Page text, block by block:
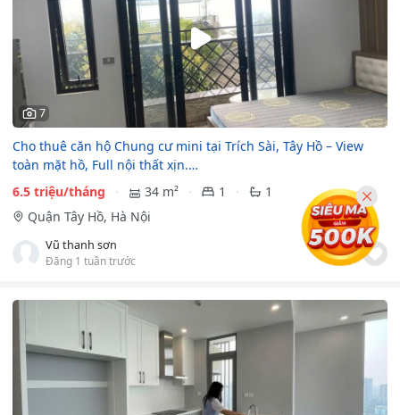
7
Cho thuê căn hộ Chung cư mini tại Trích Sài, Tây Hồ – View
toàn mặt hồ, Full nội thất xịn.…
6.5 triệu/tháng
34 m² 1
1
Quận Tây Hồ, Hà Nội
Vũ thanh sơn
Đăng 1 tuần trước